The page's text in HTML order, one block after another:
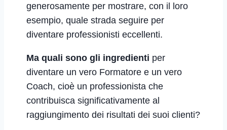
generosamente per mostrare, con il loro
esempio, quale strada seguire per
diventare professionisti eccellenti.
Ma quali sono gli ingredienti per
diventare un vero Formatore e un vero
Coach, cioè un professionista che
contribuisca significativamente al
raggiungimento dei risultati dei suoi clienti?